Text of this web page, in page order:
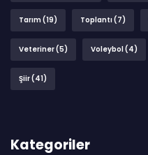
Tarım(19) Toplantı(7)
Veteriner(5) Voleybol(4)
Şiir(41)
Kategoriler